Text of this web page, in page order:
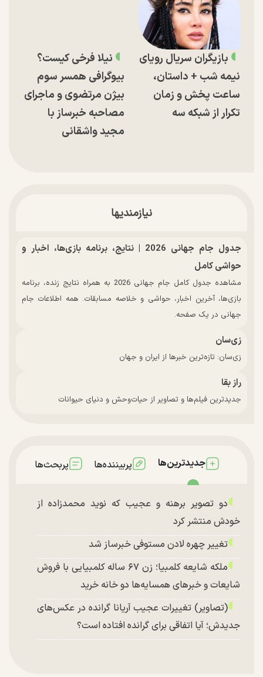
بازیگران سریال رویای
نیمه شب + داستان،
ساعت پخش و زمان
تکرار از شبکه سه
نیلا فرخی کیست؟
بیوگرافی همسر سوم
بیژن مرتضوی و ماجرای
مصاحبه خبرساز با
مجید واشقانی
نیازمندیها
جدول جام جهانی 2026 | نتایج، برنامه بازی‌ها، اخبار و
حواشی کامل
مشاهده جدول کامل جام جهانی 2026 به همراه نتایج زنده، برنامه
بازی‌ها، آخرین اخبار، حواشی و خلاصه مسابقات. همه اطلاعات جام
جهانی در یک صفحه.
زی‌سان
زی‌سان: تازه‌ترین خبرها از ایران و جهان
راز بقا
جدیدترین فیلم‌ها و تصاویر از حیات‌وحش و دنیای حیوانات
جدیدترین‌ها پربیننده‌ها پربحث‌ها
دو تصویر برهنه و عجیب که نوید محمدزاده از
خودش منتشر کرد
تغییر چهره لادن مستوفی خبرساز شد
ملکه شایعه کلمبیا؛ زن ۶۷ ساله کلمبیایی با فروش
شایعات و خبر‌های همسایه‌ها دو خانه خرید
(تصاویر) تغییرات عجیب آریانا گرانده در عکس‌های
جدیدش؛ آیا اتفاقی برای گرانده افتاده است؟